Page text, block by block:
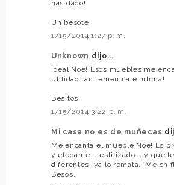
has dado!
Un besote
1/15/2014 1:27 p. m.
Unknown dijo...
Ideal Noe! Esos muebles me
utilidad tan femenina e íntima!
Besitos
1/15/2014 3:22 p. m.
Mi casa no es de muñecas
Me encanta el mueble Noe! Es
y elegante... estilizado... y que
diferentes, ya lo remata. ¡Me
Besos.